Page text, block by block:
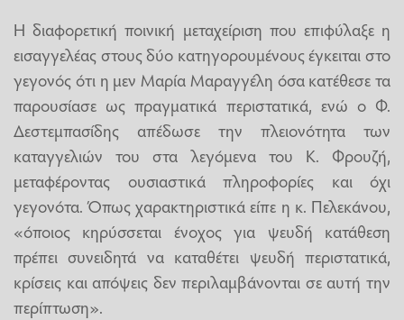
Η διαφορετική ποινική μεταχείριση που επιφύλαξε η
εισαγγελέας στους δύο κατηγορουμένους έγκειται στο
γεγονός ότι η μεν Μαρία Μαραγγέλη όσα κατέθεσε τα
παρουσίασε ως πραγματικά περιστατικά, ενώ ο Φ.
Δεστεμπασίδης απέδωσε την πλειονότητα των
καταγγελιών του στα λεγόμενα του Κ. Φρουζή,
μεταφέροντας ουσιαστικά πληροφορίες και όχι
γεγονότα. Όπως χαρακτηριστικά είπε η κ. Πελεκάνου,
«όποιος κηρύσσεται ένοχος για ψευδή κατάθεση
πρέπει συνειδητά να καταθέτει ψευδή περιστατικά,
κρίσεις και απόψεις δεν περιλαμβάνονται σε αυτή την
περίπτωση».